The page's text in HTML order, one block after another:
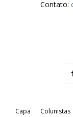
Contato:
Capa Colunistas